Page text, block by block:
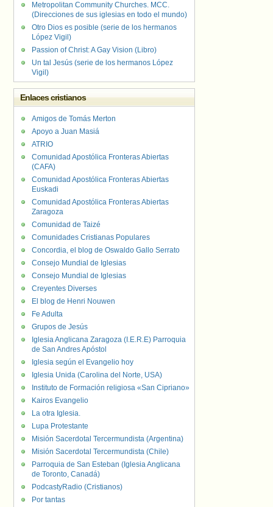
Metropolitan Community Churches. MCC.
(Direcciones de sus iglesias en todo el mundo)
Otro Dios es posible (serie de los hermanos
López Vigil)
Passion of Christ: A Gay Vision (Libro)
Un tal Jesús (serie de los hermanos López
Vigil)
Enlaces cristianos
Amigos de Tomás Merton
Apoyo a Juan Masiá
ATRIO
Comunidad Apostólica Fronteras Abiertas
(CAFA)
Comunidad Apostólica Fronteras Abiertas
Euskadi
Comunidad Apostólica Fronteras Abiertas
Zaragoza
Comunidad de Taizé
Comunidades Cristianas Populares
Concordia, el blog de Oswaldo Gallo Serrato
Consejo Mundial de Iglesias
Consejo Mundial de Iglesias
Creyentes Diverses
El blog de Henri Nouwen
Fe Adulta
Grupos de Jesús
Iglesia Anglicana Zaragoza (I.E.R.E) Parroquia
de San Andres Apóstol
Iglesia según el Evangelio hoy
Iglesia Unida (Carolina del Norte, USA)
Instituto de Formación religiosa «San Cipriano»
Kairos Evangelio
La otra Iglesia.
Lupa Protestante
Misión Sacerdotal Tercermundista (Argentina)
Misión Sacerdotal Tercermundista (Chile)
Parroquia de San Esteban (Iglesia Anglicana
de Toronto, Canadá)
PodcastyRadio (Cristianos)
Por tantas